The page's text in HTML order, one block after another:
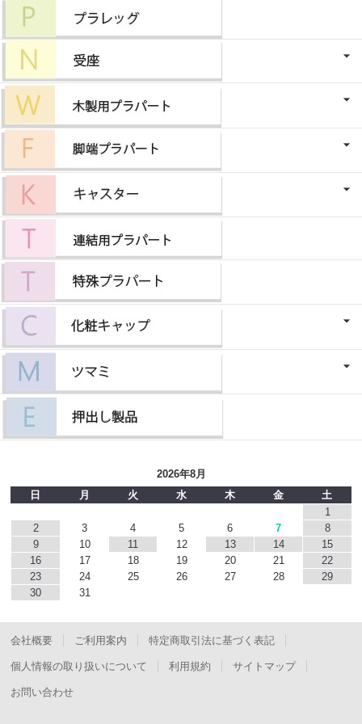
2026年8月
日
月 火 水 木 金
土
1
2
3 4 5 6 7
8
9
10 11 12 13 14
15
16
17 18 19 20 21
22
23
24 25 26 27 28
29
30
31
会社概要 ご利用案内 特定商取引法に基づく表記
個人情報の取り扱いについて 利用規約 サイトマップ
お問い合わせ